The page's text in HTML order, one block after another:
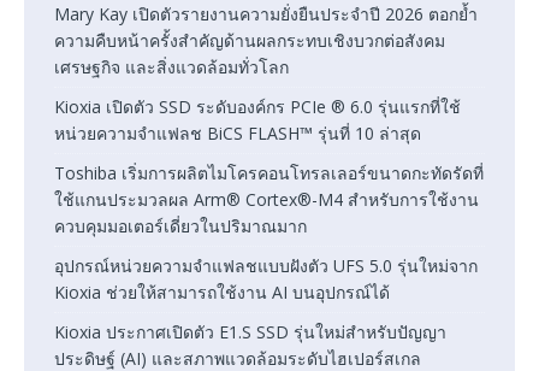
Mary Kay เปิดตัวรายงานความยั่งยืนประจำปี 2026 ตอกย้ำ
ความคืบหน้าครั้งสำคัญด้านผลกระทบเชิงบวกต่อสังคม
เศรษฐกิจ และสิ่งแวดล้อมทั่วโลก
Kioxia เปิดตัว SSD ระดับองค์กร PCIe ® 6.0 รุ่นแรกที่ใช้
หน่วยความจำแฟลช BiCS FLASH™ รุ่นที่ 10 ล่าสุด
Toshiba เริ่มการผลิตไมโครคอนโทรลเลอร์ขนาดกะทัดรัดที่
ใช้แกนประมวลผล Arm® Cortex®-M4 สำหรับการใช้งาน
ควบคุมมอเตอร์เดี่ยวในปริมาณมาก
อุปกรณ์หน่วยความจำแฟลชแบบฝังตัว UFS 5.0 รุ่นใหม่จาก
Kioxia ช่วยให้สามารถใช้งาน AI บนอุปกรณ์ได้
Kioxia ประกาศเปิดตัว E1.S SSD รุ่นใหม่สำหรับปัญญา
ประดิษฐ์ (AI) และสภาพแวดล้อมระดับไฮเปอร์สเกล